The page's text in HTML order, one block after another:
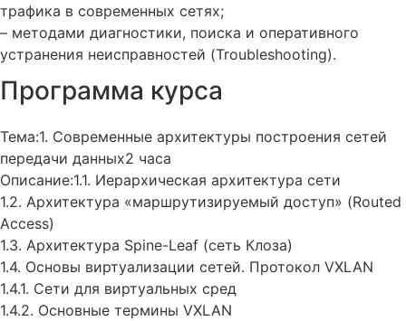
трафика в современных сетях;
– методами диагностики, поиска и оперативного
устранения неисправностей (Troubleshooting).
Программа курса
Тема:1. Современные архитектуры построения сетей
передачи данных2 часа
Описание:1.1. Иерархическая архитектура сети
1.2. Архитектура «маршрутизируемый доступ» (Routed
Access)
1.3. Архитектура Spine-Leaf (сеть Клоза)
1.4. Основы виртуализации сетей. Протокол VXLAN
1.4.1. Сети для виртуальных сред
1.4.2. Основные термины VXLAN